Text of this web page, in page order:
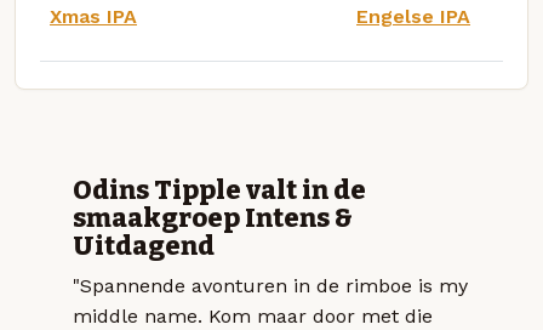
Xmas IPA Engelse IPA
Odins Tipple valt in de
smaakgroep Intens &
Uitdagend
"Spannende avonturen in de rimboe is my
middle name. Kom maar door met die